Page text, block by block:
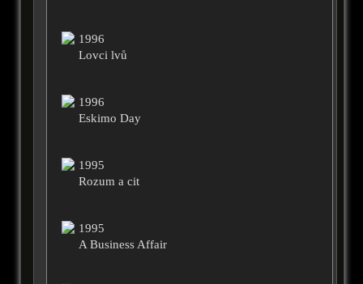
1996
Lovci lvů
1996
Eskimo Day
1995
Rozum a cit
1995
A Business Affair